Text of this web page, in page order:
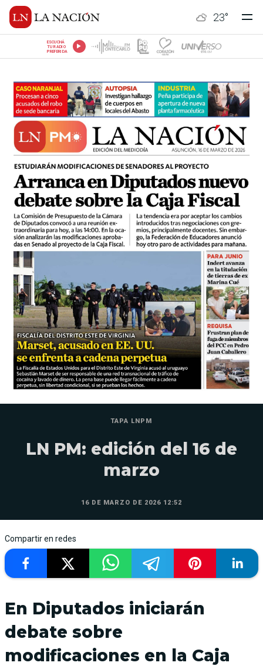
23°
ESCUCHÁ
TU RADIO
PREFERIDA
TAPA LNPM
LN PM: edición del 16 de
marzo
16 DE MARZO DE 2026 12:52
Compartir en redes
En Diputados iniciarán
debate sobre
modificaciones en la Caja